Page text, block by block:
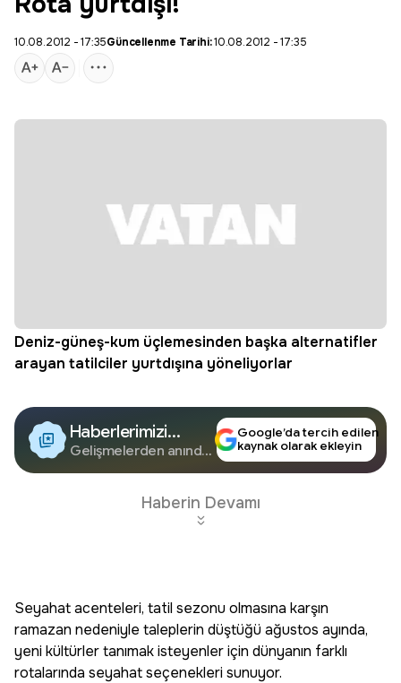
10.08.2012 - 17:35Güncellenme Tarihi:10.08.2012 - 17:35
Deniz-güneş-kum üçlemesinden başka alternatifler
arayan tatilciler yurtdışına yöneliyorlar
Haberlerimizi
Google'da Takip
Edin
Gelişmelerden anında
Google’da tercih edilen
kaynak olarak ekleyin
Haberin Devamı
Seyahat acenteleri, tatil sezonu olmasına karşın
ramazan nedeniyle taleplerin düştüğü ağustos ayında,
yeni kültürler tanımak isteyenler için dünyanın farklı
rotalarında seyahat seçenekleri sunuyor.